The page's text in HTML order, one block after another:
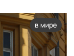
в мире